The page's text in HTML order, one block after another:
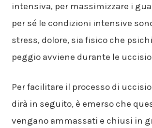
intensiva, per massimizzare i
per sé le condizioni intensive
stress, dolore, sia fisico che
peggio avviene durante le
Per facilitare il processo di
dirà in seguito, è emerso che
vengano ammassati e chiusi in